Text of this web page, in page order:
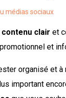
contenu clairet
et
organisé et à
important